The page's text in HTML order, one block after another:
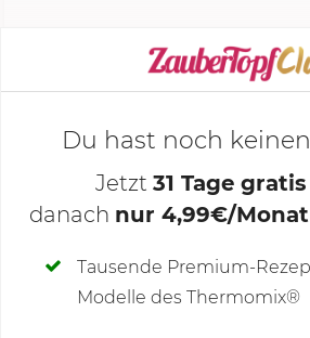
KOCHMODUS
Deine Notizen
Du hast noch
Jetzt 31 Tage
danach nur 4,99€/Monat
Tausende Premium-
Modelle des Thermomix®